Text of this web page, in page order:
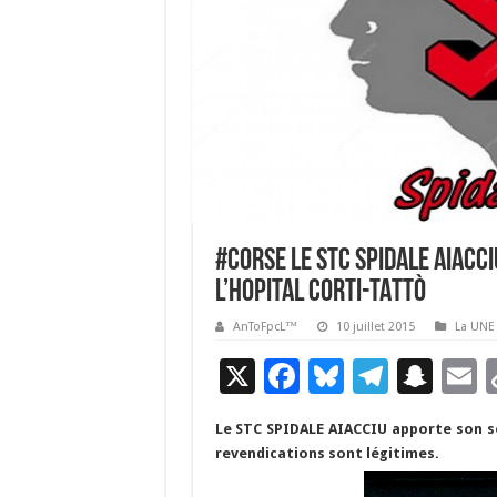
#Corse Le STC SPIDALE
l’Hopital CORTI-TATTÒ
AnToFpcL™ 10 juillet 2015 La
X F
e
Bl
es
ky
T
e
gr
S
a
p
E
l
Le STC SPIDALE AIACCIU apporte
revendications sont légitimes.